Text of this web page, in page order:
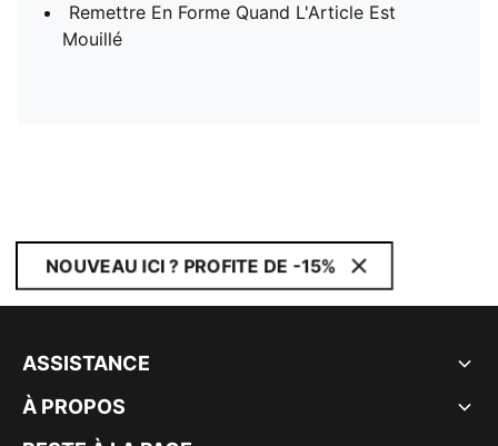
Remettre En Forme Quand L'Article Est
Mouillé
NOUVEAU ICI ? PROFITE DE -15%
ASSISTANCE
À PROPOS